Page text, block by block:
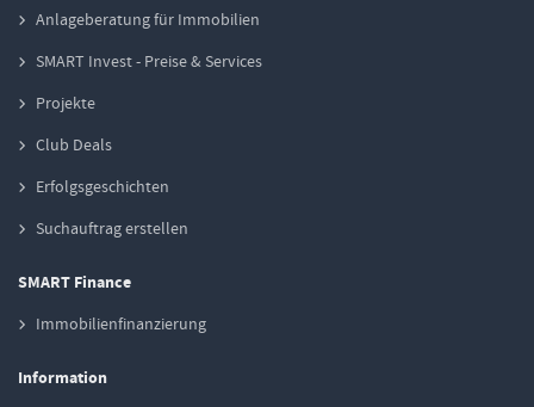
Anlageberatung für Immobilien
SMART Invest - Preise & Services
Projekte
Club Deals
Erfolgsgeschichten
Suchauftrag erstellen
SMART Finance
Immobilienfinanzierung
Information